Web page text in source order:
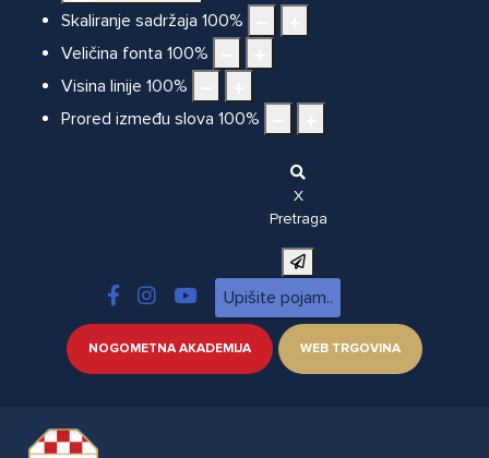
Skaliranje sadržaja 100%
Veličina fonta 100%
Visina linije 100%
Prored između slova 100%
X
Pretraga
NOGOMETNA AKADEMIJA WEB TRGOVINA